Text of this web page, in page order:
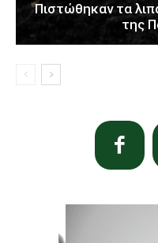
Πιστώθηκαν τα
της